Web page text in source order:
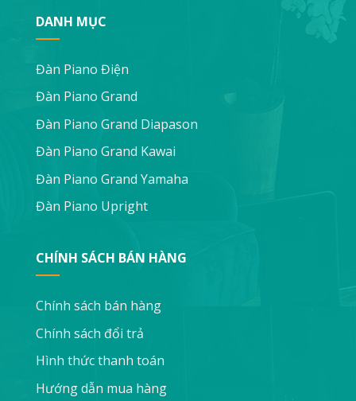
DANH MỤC
Đàn Piano Điện
Đàn Piano Grand
Đàn Piano Grand Diapason
Đàn Piano Grand Kawai
Đàn Piano Grand Yamaha
Đàn Piano Upright
CHÍNH SÁCH BÁN HÀNG
Chính sách bán hàng
Chính sách đổi trả
Hình thức thanh toán
Hướng dẫn mua hàng